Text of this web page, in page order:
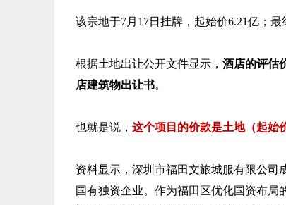
该宗地于7月17日挂牌，起始价6.21亿；最
根据土地出让公开文件显示， 酒店的评估
店建筑物出让书。
也就是说， 这个项目的价款是土地（起始
资料显示，深圳市福田文旅城服有限公司
国有独资企业。作为福田区优化国资布